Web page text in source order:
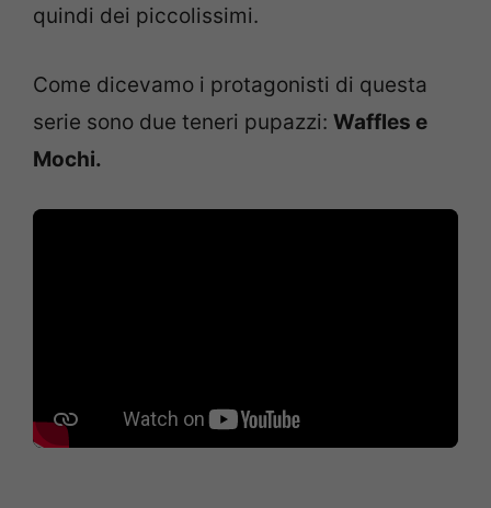
quindi dei piccolissimi.
Come dicevamo i protagonisti di questa
serie sono due teneri pupazzi: Waffles e
Mochi.